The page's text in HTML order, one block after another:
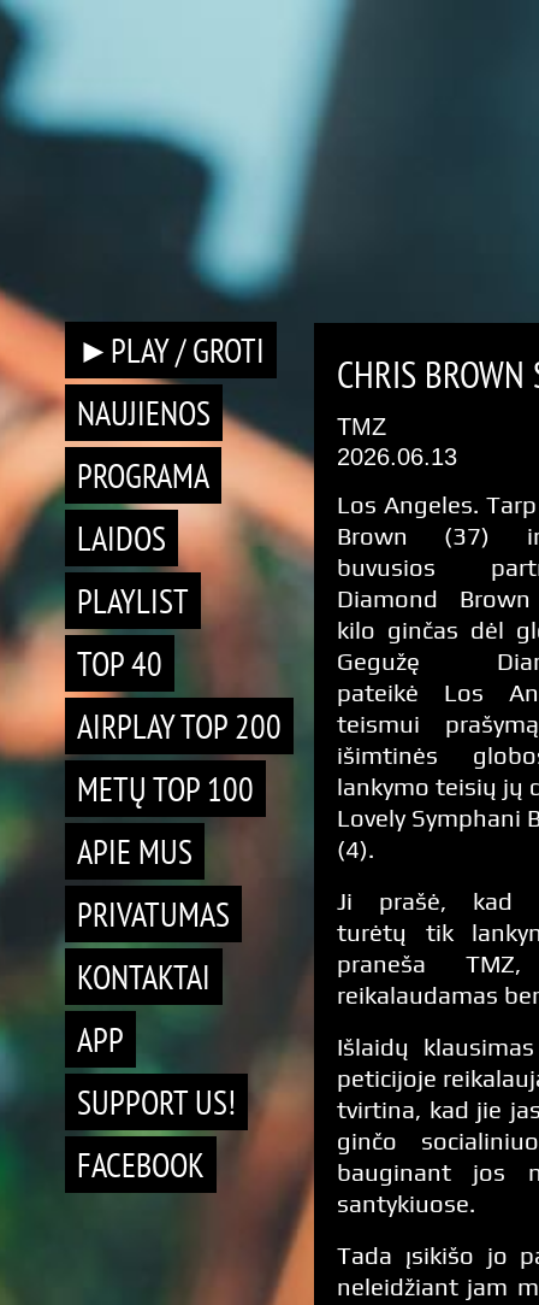
►PLAY / GROTI
NAUJIENOS
PROGRAMA
LAIDOS
PLAYLIST
TOP 40
AIRPLAY TOP 200
METŲ TOP 100
APIE MUS
PRIVATUMAS
KONTAKTAI
APP
SUPPORT US!
FACEBOOK
CHRIS BROWN
TMZ
2026.06.13
Los Angeles.
Brown (37)
buvusios
Diamond
kilo ginčas dėl
Gegužę
pateikė Los
teismui
išimtinės
lankymo teisių jų
Lovely Symphani
(4).
Ji prašė, kad
turėtų tik
praneša
reikalaudamas
Išlaidų
peticijoje
tvirtina, kad jie
ginčo
bauginant jos
santykiuose.
Tada įsikišo jo
neleidžiant jam